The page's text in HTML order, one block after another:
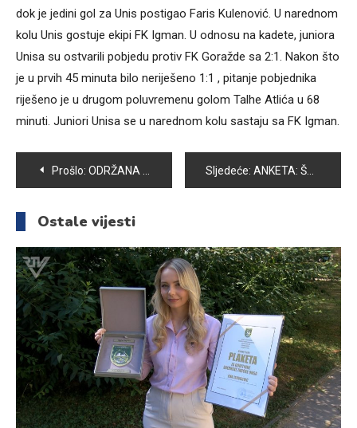
dok je jedini gol za Unis postigao Faris Kulenović. U narednom
kolu Unis gostuje ekipi FK Igman. U odnosu na kadete, juniora
Unisa su ostvarili pobjedu protiv FK Goražde sa 2:1. Nakon što
je u prvih 45 minuta bilo neriješeno 1:1 , pitanje pobjednika
riješeno je u drugom poluvremenu golom Talhe Atlića u 68
minuti. Juniori Unisa se u narednom kolu sastaju sa FK Igman.
Navigacija
članaka
Prošlo: ODRŽANA 30. SJEDNICA OPĆINSKOG VIJEĆA VOGOŠĆA Sljedeće: ANKETA: ŠTA GRAĐANI VOGOŠĆE MISLE O POMJERANJU SATA?
Ostale vijesti